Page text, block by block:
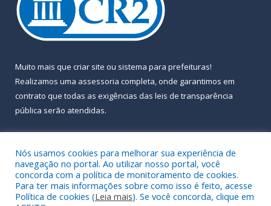
Muito mais que criar site ou sistema para prefeituras!
Realizamos uma assessoria completa, onde garantimos em
contrato que todas as exigências das leis de transparência
pública serão atendidas.
Todos os direitos reservados a Prefeitura Municipal de Almeirim.
Nós usamos cookies para melhorar sua experiência de
navegação no portal. Ao utilizar nosso portal, você
concorda com a política de monitoramento de cookies.
Para ter mais informações sobre como isso é feito, acesse
Política de cookies (Leia mais). Se você concorda, clique em